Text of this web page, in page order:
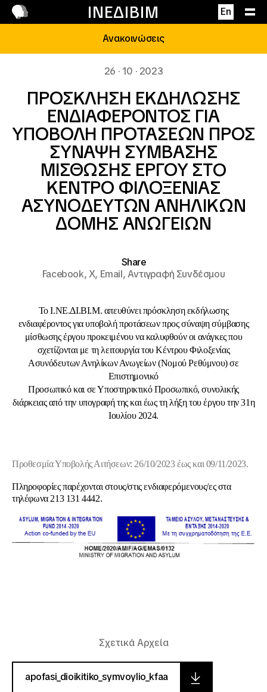
ΙΝΕΔΙΒΙΜ En
Επικοινωνία
Ανακοινώσεις
26 · 10 · 2023
ΠΡΟΣΚΛΗΣΗ ΕΚΔΗΛΩΣΗΣ
ΕΝΔΙΑΦΕΡΟΝΤΟΣ ΓΙΑ
ΥΠΟΒΟΛΗ ΠΡΟΤΑΣΕΩΝ ΠΡΟΣ
ΣΥΝΑΨΗ ΣΥΜΒΑΣΗΣ
ΜΙΣΘΩΣΗΣ ΕΡΓΟΥ ΣΤO
ΚΕΝΤΡΟ ΦΙΛΟΞΕΝΙΑΣ
ΑΣΥΝΟΔΕΥΤΩΝ ΑΝΗΛΙΚΩΝ
ΔΟΜΗΣ ΑΝΩΓΕΙΩΝ
Share
Facebook,X, Email,Αντιγραφή Συνδέσμου
Το Ι.ΝΕ.ΔΙ.ΒΙ.Μ. απευθύνει πρόσκληση εκδήλωσης
ενδιαφέροντος για υποβολή προτάσεων προς σύναψη σύμβασης
μίσθωσης έργου προκειμένου να καλυφθούν οι ανάγκες που
σχετίζονται με τη λειτουργία του Κέντρου Φιλοξενίας
Ασυνόδευτων Ανηλίκων Ανωγείων (Νομού Ρεθύμνου) σε
Επιστημονικό
Προσωπικό και σε Υποστηρικτικό Προσωπικό, συνολικής
διάρκειας από την υπογραφή της και έως τη λήξη του έργου την 31η
Ιουλίου 2024.
Προθεσμία Υποβολής Αιτήσεων: 26/10/2023 έως και 09/11/2023.
Πληροφορίες παρέχονται στους/στις ενδιαφερόμενους/ες στα
τηλέφωνα 213 131 4442.
Σχετικά Αρχεία
apofasi_dioikitiko_symvoylio_kfaa